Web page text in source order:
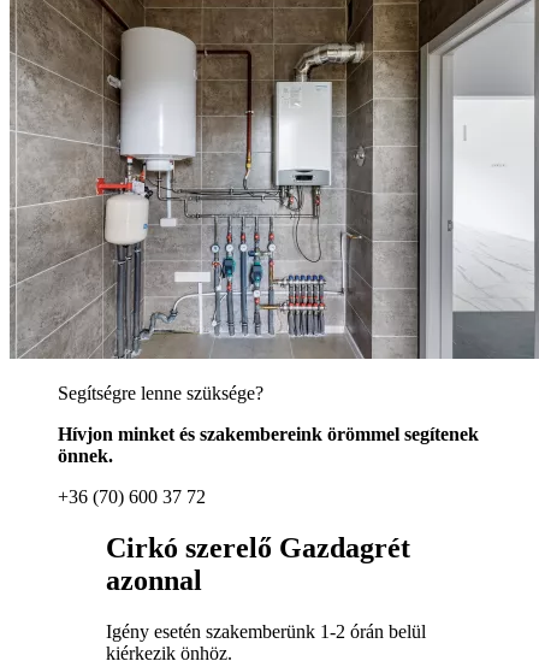
Segítségre lenne szüksége?
Hívjon minket és szakembereink örömmel segítenek
önnek.
+36 (70) 600 37 72
Cirkó szerelő Gazdagrét
azonnal
Igény esetén szakemberünk 1-2 órán belül
kiérkezik önhöz.